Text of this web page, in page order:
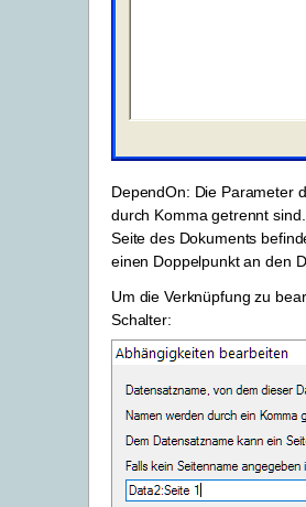
DependOn: Die Parameter
durch Komma getrennt
Seite des Dokuments
einen Doppelpunkt an den
Um die Verknüpfung zu
Schalter: